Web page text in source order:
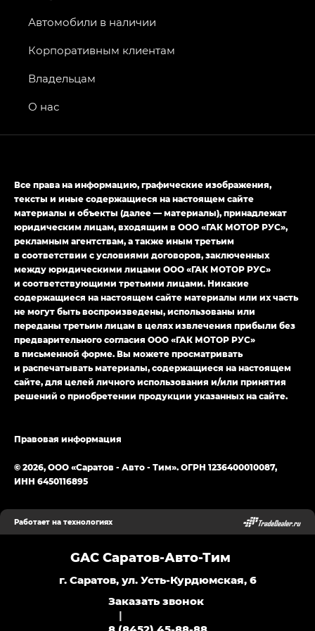
Джи Эс 8 ТРЭВЕЛЛЕР — GS8 TRAVELLER,
GT, Джи Эль — GL
GS4 — Джи Эс 4 (GS4) в комплектациях Джи Би
привод — GB AWD, Джи Эль Полный привод —
LOUNGE
Empow — Эмпау (Empow) в комплектации
Джи Эс — GS, Джи Эль с элементы экстерьера
в спортивном стиле — GL(S-Style)
GAC Саратов-Авто-Тим
г. Саратов, ул. Усть-Курдюмская, 6
Заказать звонок
|
Автомобили в наличии
Корпоративным клиентам
Владельцам
О нас
Все права на информацию, графические изображения,
тексты и иные содержащиеся на настоящем сайте
материалы и объекты (далее — материалы), принадлежат
юридическим лицам, входящим в ООО «ГАК МОТОР РУС»,
рекламным агентствам, а также иным третьим
в соответствии с условиями договоров, заключенных
между юридическими лицами ООО «ГАК МОТОР РУС»
и соответствующими третьими лицами. Никакие
содержащиеся на настоящем сайте материалы или их часть
не могут быть воспроизведены, использованы или
переданы третьим лицам в целях извлечения прибыли без
предварительного согласия ООО «ГАК МОТОР РУС»
в письменной форме. Вы можете просматривать
и распечатывать материалы, содержащиеся на настоящем
сайте, для целей личного использования и/или принятия
решений о приобретении продукции указанных на сайте.
© 2026, ООО «Саратов - Авто - Тим». ОГРН 1236400010087,
ИНН 6450116895
Правовая информация
Работает на технологиях